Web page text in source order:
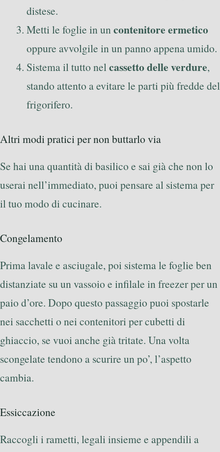
distese.
Metti le foglie in uncontenitore ermetico
oppure avvolgile in un panno appena umido.
Sistema il tutto nelcassetto delle verdure,
stando attento a evitare le parti più fredde del
frigorifero.
Altri modi pratici per non buttarlo via
Se hai una quantità di basilico e sai già che non lo
userai nell’immediato, puoi pensare al sistema per
il tuo modo di cucinare.
Congelamento
Prima lavale e asciugale, poi sistema le foglie ben
distanziate su un vassoio e infilale in freezer per un
paio d’ore. Dopo questo passaggio puoi spostarle
nei sacchetti o nei contenitori per cubetti di
ghiaccio, se vuoi anche già tritate. Una volta
scongelate tendono a scurire un po’, l’aspetto
cambia.
Essiccazione
Raccogli i rametti, legali insieme e appendili a